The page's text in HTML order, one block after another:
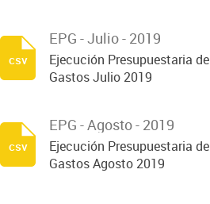
EPG - Julio - 2019
Ejecución Presupuestaria de
Gastos Julio 2019
csv
EPG - Agosto - 2019
Ejecución Presupuestaria de
Gastos Agosto 2019
csv